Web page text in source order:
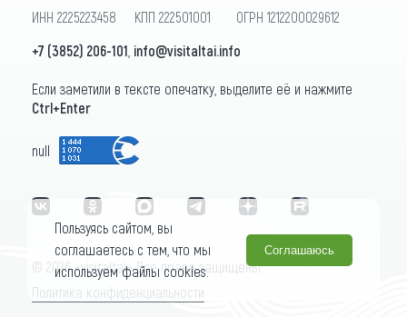
ИНН 2225223458 КПП 222501001 ОГРН 1212200029612
+7 (3852) 206-101 info@visitaltai.info
Если заметили в тексте опечатку, выделите её и нажмите
Ctrl+Enter
null
© 2026 «visitaltai» Все права защищены.
Политика конфиденциальности
Пользуясь сайтом, вы
соглашаетесь с тем, что мы
используем файлы cookies.
Соглашаюсь